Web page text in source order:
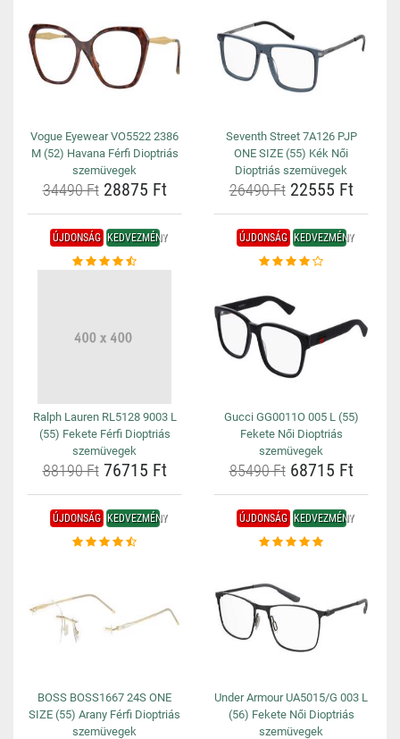
Vogue Eyewear VO5522 2386
M (52) Havana Férfi Dioptriás
szemüvegek
34490 Ft28875 Ft
Seventh Street 7A126 PJP
ONE SIZE (55) Kék Női
Dioptriás szemüvegek
26490 Ft22555 Ft
ÚJDONSÁG KEDVEZMÉNY
Ralph Lauren RL5128 9003 L
(55) Fekete Férfi Dioptriás
szemüvegek
88190 Ft76715 Ft
ÚJDONSÁG KEDVEZMÉNY
Gucci GG0011O 005 L (55)
Fekete Női Dioptriás
szemüvegek
85490 Ft68715 Ft
ÚJDONSÁG KEDVEZMÉNY
BOSS BOSS1667 24S ONE
SIZE (55) Arany Férfi Dioptriás
szemüvegek
ÚJDONSÁG KEDVEZMÉNY
Under Armour UA5015/G 003 L
(56) Fekete Női Dioptriás
szemüvegek